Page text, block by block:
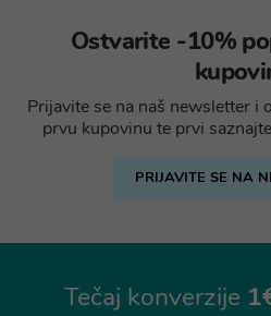
Ostvarite -10%
Prijavite se na naš newsletter i
prvu kupovinu te prvi
PRIJAVITE SE NA
Tečaj konverzije